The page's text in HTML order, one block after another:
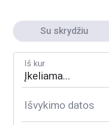
Su skrydžiu
Iš kur
Išvykimo datos